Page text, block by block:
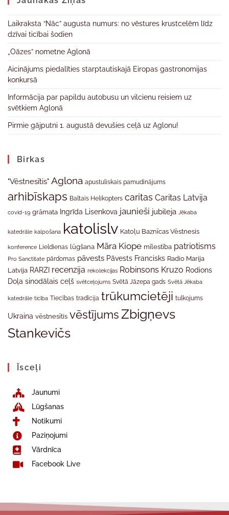
Laikraksta “Nāc” augusta numurs: no vēstures krustcelēm līdz
dzīvai ticībai šodien
„Oāzes” nometne Aglonā
Aicinājums piedalīties starptautiskajā Eiropas gastronomijas
konkursā
Informācija par papildu autobusu un vilcienu reisiem uz
svētkiem Aglonā
Pirmie gājputni 1. augustā devušies ceļā uz Aglonu!
Birkas
"Vēstnesītis" Aglona apustuliskais pamudinājums
arhibīskaps Baltais Helikopters caritas Caritas Latvija
covid-19 grāmata Ingrīda Lisenkova jaunieši jubileja Jēkaba
katedrāle kalpošana katolislv Katoļu Baznīcas Vēstnesis
konference Lieldienas lūgšana Māra Kiope mīlestība patriotisms
Pro Sanctitate pārdomas pāvests Pāvests Francisks Radio Marija
Latvija RARZI recenzija rekolekcijas Robinsons Kruzo Rodions
Doļa sinodālais ceļš svētceļojums Svētā Jāzepa gads Svētā Jēkaba
katedrāle ticība Tiecības tradīcija trūkumcietēji tulkojums
Ukraina vēstnesītis vēstījumsZbigņevs
Stankevičs
Īsceļi
Jaunumi
Lūgšanas
Notikumi
Paziņojumi
Vārdnīca
Facebook Live